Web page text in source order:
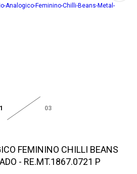
03
FEMININO CHILLI BEANS
- RE.MT.1867.0721 P